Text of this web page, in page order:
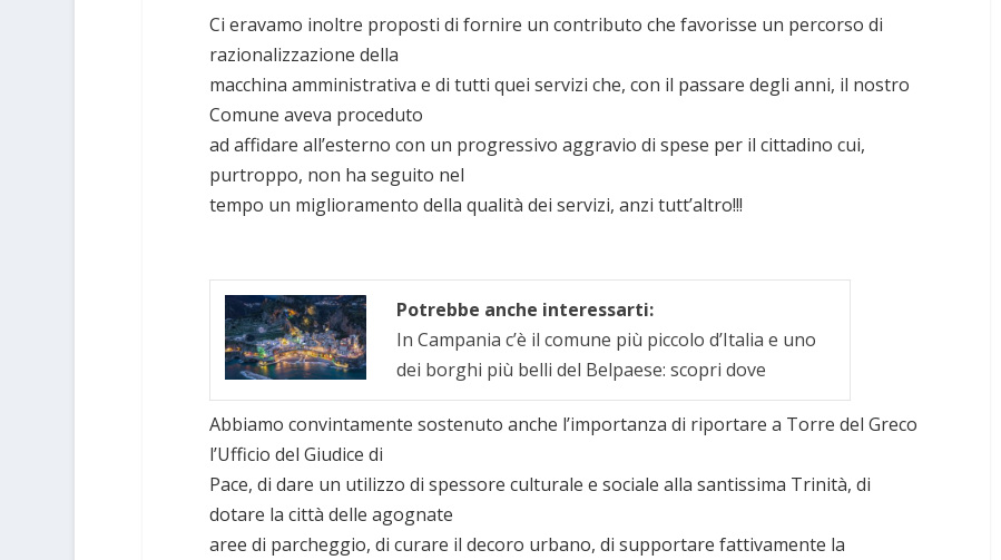
Ci eravamo inoltre proposti di fornire un contributo che favorisse un percorso di
razionalizzazione della
macchina amministrativa e di tutti quei servizi che, con il passare degli anni, il nostro
Comune aveva proceduto
ad affidare all’esterno con un progressivo aggravio di spese per il cittadino cui,
purtroppo, non ha seguito nel
tempo un miglioramento della qualità dei servizi, anzi tutt’altro!!!
Potrebbe anche interessarti:
In Campania c’è il comune più piccolo d’Italia e uno
dei borghi più belli del Belpaese: scopri dove
Abbiamo convintamente sostenuto anche l’importanza di riportare a Torre del Greco
l’Ufficio del Giudice di
Pace, di dare un utilizzo di spessore culturale e sociale alla santissima Trinità, di
dotare la città delle agognate
aree di parcheggio, di curare il decoro urbano, di supportare fattivamente la